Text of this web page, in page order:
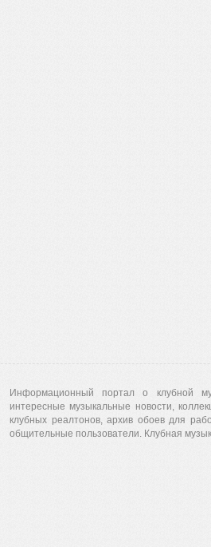
Информационный портал о клубной
интересные музыкальные новости,
клубных реалтонов, архив обоев для
общительные пользователи. Клубная